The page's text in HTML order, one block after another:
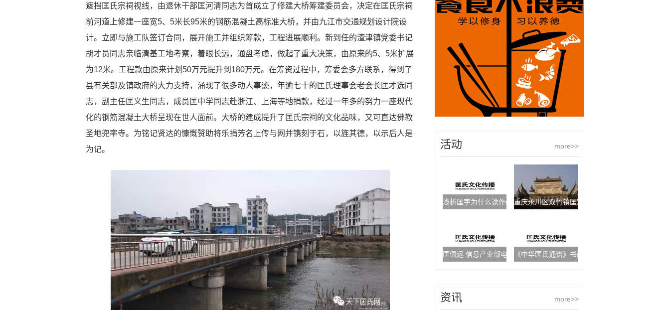
遮挡匡氏宗祠视线，由退休干部匡河清同志为首成立了修建大桥筹建委员会，决定在匡氏宗祠
前河道上修建一座宽5、5米长95米的钢筋混凝土高标准大桥，并由九江市交通规划设计院设
计。立即与施工队签订合同，展开施工并组织筹款，工程进展顺利。新到任的渣津镇党委书记
胡才员同志亲临清基工地考察，着眼长远，通盘考虑，做起了重大决策，由原来的5、5米扩展
为12米。工程款由原来计划50万元提升到180万元。在筹资过程中，筹委会多方联系，得到了
县有关部及镇政府的大力支持，涌现了很多动人事迹，年逾七十的匡氏理事会老会长匡才选同
志，副主任匡义生同志，成员匡中学同志赴浙江、上海等地捐款，经过一年多的努力一座现代
化的钢筋混凝土大桥呈现在世人面前。大桥的建成提升了匡氏宗祠的文化品味，又可直达佛教
圣地兜率寺。为铭记贤达的慷慨赞助将乐捐芳名上传与网并镌刻于石，以旌其德，以示后人是
为记。
more>>
活动
浅析匡字为什么读作qiang音重庆永川区双竹镇匡家湾匡氏
匡佩远 信息产业部电信研究院规划设计研究所市场研究部副主任
《中华匡氏通谱》书画作品征稿启事
more>>
资讯